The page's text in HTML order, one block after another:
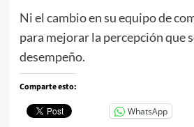
Ni el cambio en su equipo de
para mejorar la percepción que
desempeño.
Comparte esto:
WhatsApp